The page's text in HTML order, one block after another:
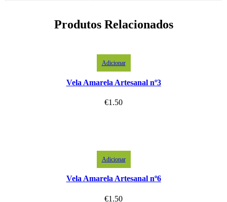
Produtos Relacionados
Adicionar
Vela Amarela Artesanal nº3
€1.50
Adicionar
Vela Amarela Artesanal nº6
€1.50